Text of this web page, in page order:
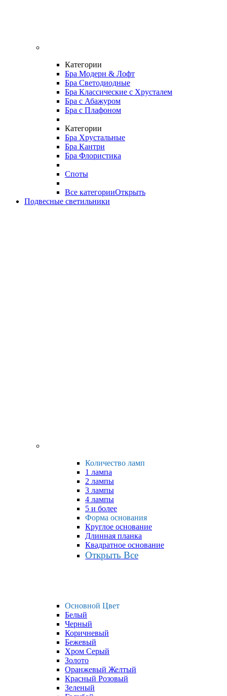
Категории
Бра Модерн & Лофт
Бра Светодиодные
Бра Классические с Хрусталем
Бра с Абажуром
Бра с Плафоном
Категории
Бра Хрустальные
Бра Кантри
Бра Флористика
Споты
Все категорииОткрыть
Подвесные светильники
Количество ламп
1 лампа
2 лампы
3 лампы
4 лампы
5 и более
Форма основания
Круглое основание
Длинная планка
Квадратное основание
Открыть Все
Основной Цвет
Белый
Черный
Коричневый
Бежевый
Хром Серый
Золото
Оранжевый Желтый
Красный Розовый
Зеленый